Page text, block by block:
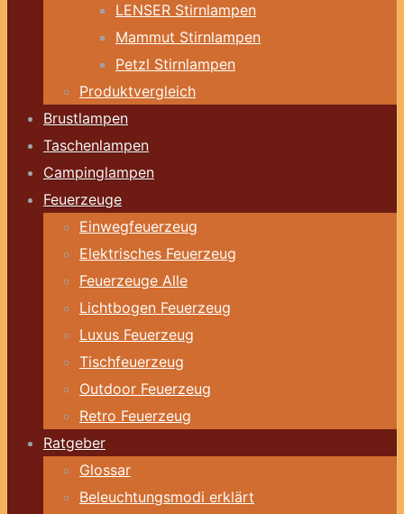
LENSER Stirnlampen
Mammut Stirnlampen
Petzl Stirnlampen
Produktvergleich
Brustlampen
Taschenlampen
Campinglampen
Feuerzeuge
Einwegfeuerzeug
Elektrisches Feuerzeug
Feuerzeuge Alle
Lichtbogen Feuerzeug
Luxus Feuerzeug
Tischfeuerzeug
Outdoor Feuerzeug
Retro Feuerzeug
Ratgeber
Glossar
Beleuchtungsmodi erklärt